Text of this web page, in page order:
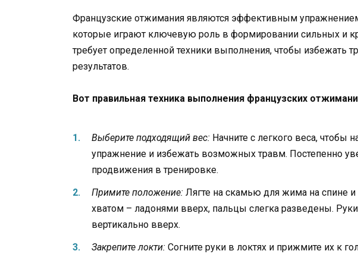
Французские отжимания являются эффективным
которые играют ключевую роль в формировании сильных и
требует определенной техники выполнения, чтобы избежать
результатов.
Вот правильная техника выполнения французских
Выберите подходящий вес: Начните с легкого веса, чтобы
упражнение и избежать возможных травм. Постепенно
продвижения в тренировке.
Примите положение: Лягте на скамью для жима на спине
хватом – ладонями вверх, пальцы слегка разведены.
вертикально вверх.
Закрепите локти: Согните руки в локтях и прижмите их к